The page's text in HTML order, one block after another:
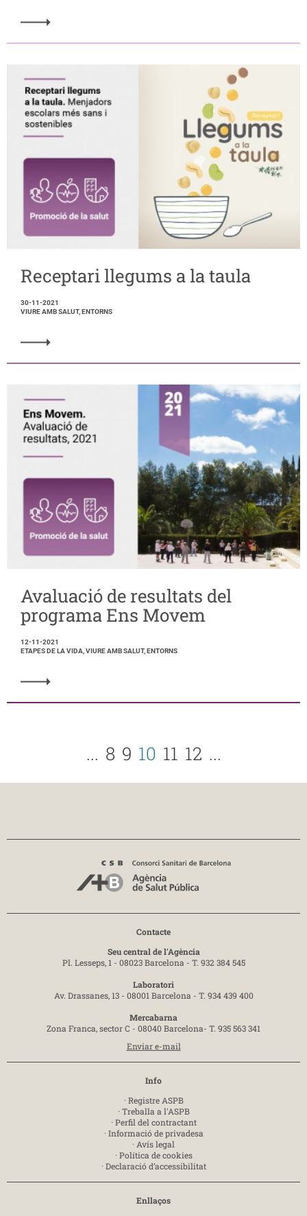
Receptari llegums a la taula
30-11-2021
VIURE AMB SALUT, ENTORNS
Avaluació de resultats del
programa Ens Movem
12-11-2021
ETAPES DE LA VIDA, VIURE AMB SALUT, ENTORNS
... 8 9 10 11 12 ...
Contacte
Seu central de l'Agència
Pl. Lesseps, 1 - 08023 Barcelona - T. 932 384 545
Laboratori
Av. Drassanes, 13 - 08001 Barcelona - T. 934 439 400
Mercabarna
Zona Franca, sector C - 08040 Barcelona- T. 935 563 341
Enviar e-mail
Info
· Registre ASPB
· Treballa a l'ASPB
· Perfil del contractant
· Informació de privadesa
· Avís legal
· Política de cookies
· Declaració d’accessibilitat
Enllaços